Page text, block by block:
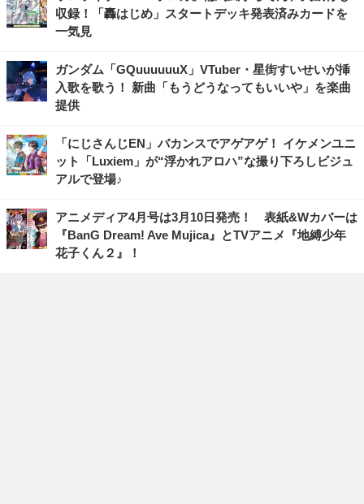
収録！「轟はじめ」スタートデッキ発表済みカードを
一気見
ガンダム「GQuuuuuuX」VTuber・星街すいせいが挿
入歌を歌う！ 新曲「もうどうなってもいいや」を楽曲
提供
「にじさんじEN」バカンスでアゲアゲ！ イケメンユニ
ット「Luxiem」が“浮かれアロハ”な撮り下ろしビジュ
アルで登場♪
アニメディア4月号は3月10日発売！ 表紙&Wカバーは
『BanG Dream! Ave Mujica』とTVアニメ『地縛少年
花子くん２』！